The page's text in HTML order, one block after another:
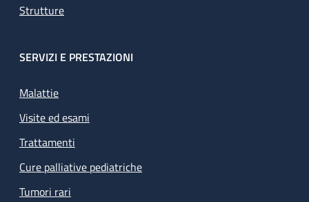
Strutture
SERVIZI E PRESTAZIONI
Malattie
Visite ed esami
Trattamenti
Cure palliative pediatriche
Tumori rari